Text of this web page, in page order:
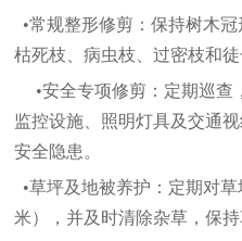
•常规整形修剪：保持树木
枯死枝、病虫枝、过密枝和徒
•安全专项修剪： 定期巡查
监控设施、照明灯具及交通
安全隐患。
•草坪及地被养护： 定期对
米），并及时清除杂草，保持